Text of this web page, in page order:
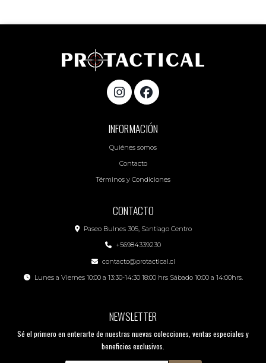
INFORMACIÓN
Quiénes somos
Contacto
Términos y Condiciones
CONTACTO
Paseo Bulnes 305, Santiago Centro
+56984339230
contacto@protactical.cl
Lunes a Viernes 10:00 a 13:30-14:30 18:00 hrs Sábado 10:00 a 14:00hrs.
NEWSLETTER
Sé el primero en enterarte de nuestras nuevas colecciones, ventas especiales y
beneficios exclusivos.